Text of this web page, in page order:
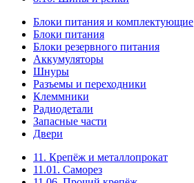
Блоки питания и комплектующие
Блоки питания
Блоки резервного питания
Аккумуляторы
Шнуры
Разъемы и переходники
Клеммники
Радиодетали
Запасные части
Двери
11. Крепёж и металлопрокат
11.01. Саморез